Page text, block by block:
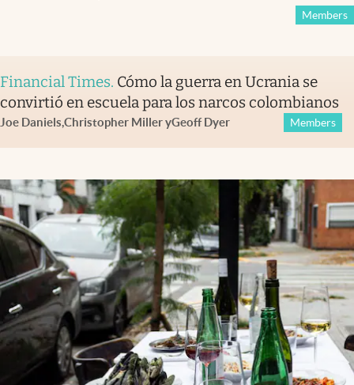
Members
Financial Times. Cómo la guerra en Ucrania se
convirtió en escuela para los narcos colombianos
Joe Daniels,Christopher MilleryGeoff Dyer Members